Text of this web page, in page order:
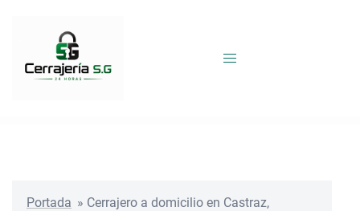
Portada » Cerrajero a domicilio en Castraz,